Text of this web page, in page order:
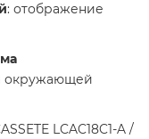
: отображение
окружающей
LCAC18C1-A /